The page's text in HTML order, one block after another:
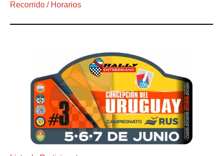
Recorrido / Horarios